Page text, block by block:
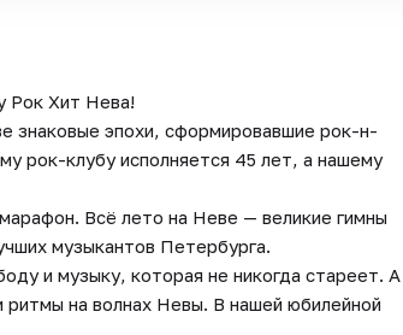
Рок Хит Нева!
знаковые эпохи, сформировавшие рок-н-
рок-клубу исполняется 45 лет, а нашему
Всё лето на Неве — великие гимны
музыкантов Петербурга.
и музыку, которая не никогда стареет. А
на волнах Невы. В нашей юбилейной